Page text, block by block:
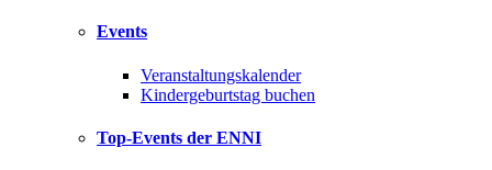
Events
Veranstaltungskalender
Kindergeburtstag buchen
Top-Events der ENNI